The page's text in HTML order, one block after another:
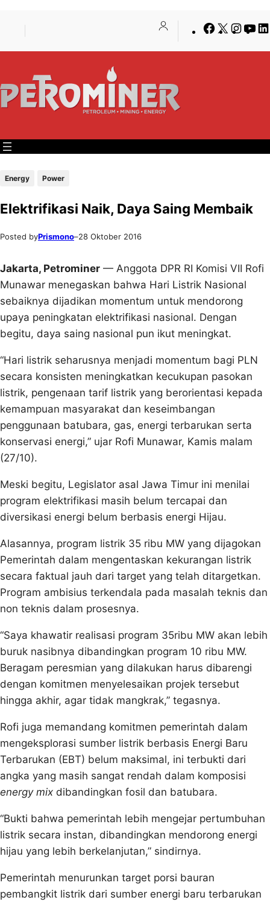
konten
content
Facebook
X
Energy Power
Elektrifikasi Naik, Daya Saing Membaik
Posted byPrismono–28 Oktober 2016
Jakarta, Petrominer — Anggota DPR RI Komisi VII Rofi
Munawar menegaskan bahwa Hari Listrik Nasional
sebaiknya dijadikan momentum untuk mendorong
upaya peningkatan elektrifikasi nasional. Dengan
begitu, daya saing nasional pun ikut meningkat.
“Hari listrik seharusnya menjadi momentum bagi PLN
secara konsisten meningkatkan kecukupan pasokan
listrik, pengenaan tarif listrik yang berorientasi kepada
kemampuan masyarakat dan keseimbangan
penggunaan batubara, gas, energi terbarukan serta
konservasi energi,” ujar Rofi Munawar, Kamis malam
(27/10).
Meski begitu, Legislator asal Jawa Timur ini menilai
program elektrifikasi masih belum tercapai dan
diversikasi energi belum berbasis energi Hijau.
Alasannya, program listrik 35 ribu MW yang dijagokan
Pemerintah dalam mengentaskan kekurangan listrik
secara faktual jauh dari target yang telah ditargetkan.
Program ambisius terkendala pada masalah teknis dan
non teknis dalam prosesnya.
“Saya khawatir realisasi program 35ribu MW akan lebih
buruk nasibnya dibandingkan program 10 ribu MW.
Beragam peresmian yang dilakukan harus dibarengi
dengan komitmen menyelesaikan projek tersebut
hingga akhir, agar tidak mangkrak,” tegasnya.
Rofi juga memandang komitmen pemerintah dalam
mengeksplorasi sumber listrik berbasis Energi Baru
Terbarukan (EBT) belum maksimal, ini terbukti dari
angka yang masih sangat rendah dalam komposisi
energy mix dibandingkan fosil dan batubara.
“Bukti bahwa pemerintah lebih mengejar pertumbuhan
listrik secara instan, dibandingkan mendorong energi
hijau yang lebih berkelanjutan,” sindirnya.
Pemerintah menurunkan target porsi bauran
pembangkit listrik dari sumber energi baru terbarukan